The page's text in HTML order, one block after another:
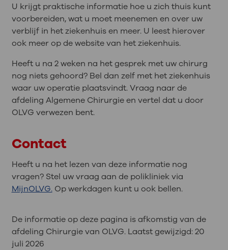
U krijgt praktische informatie hoe u zich thuis kunt
voorbereiden, wat u moet meenemen en over uw
verblijf in het ziekenhuis en meer. U leest hierover
ook meer op de website van het ziekenhuis.
Heeft u na 2 weken na het gesprek met uw chirurg
nog niets gehoord? Bel dan zelf met het ziekenhuis
waar uw operatie plaatsvindt. Vraag naar de
afdeling Algemene Chirurgie en vertel dat u door
OLVG verwezen bent.
Contact
Heeft u na het lezen van deze informatie nog
vragen? Stel uw vraag aan de polikliniek via
MijnOLVG.Op werkdagen kunt u ook bellen.
De informatie op deze pagina is afkomstig van de
afdeling Chirurgie van OLVG. Laatst gewijzigd:20
juli 2026